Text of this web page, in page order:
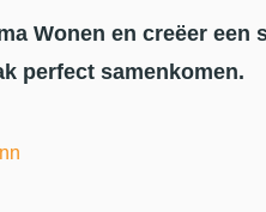
Wonen en creëer een
perfect samenkomen.